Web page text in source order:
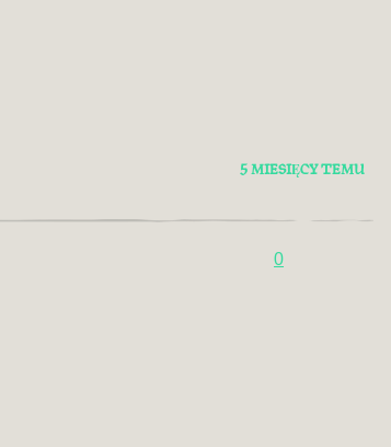
5 MIESIĘCY TEMU
0